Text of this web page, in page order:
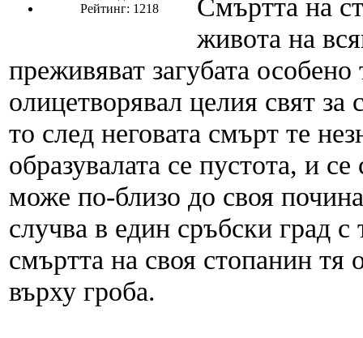
Рейтинг: 1218
Смъртта на
живота на
преживяват загубата
олицетворявал целия свят
то след неговата смърт те
образувалата се пустота, и
може по-близо до своя
случва в един сръбски град
смъртта на своя стопанин тя
върху гроба.